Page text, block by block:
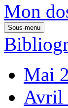
Mon
Sous-menu
Mai
Avril